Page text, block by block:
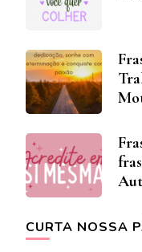
CURTA NOSSA